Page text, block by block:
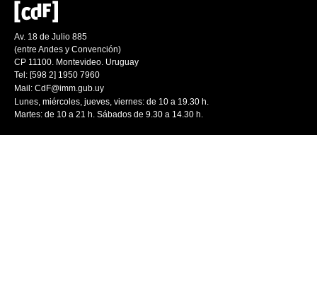
Av. 18 de Julio 885
(entre Andes y Convención)
CP 11100. Montevideo. Uruguay
Tel: [598 2] 1950 7960
Mail: CdF@imm.gub.uy
Lunes, miércoles, jueves, viernes: de 10 a 19.30 h.
Martes: de 10 a 21 h. Sábados de 9.30 a 14.30 h.